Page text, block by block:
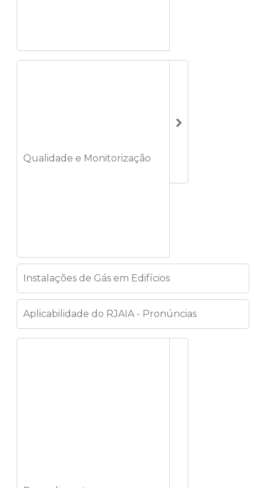
Qualidade e Monitorização
Instalações de Gás em Edifícios
Aplicabilidade do RJAIA - Pronúncias